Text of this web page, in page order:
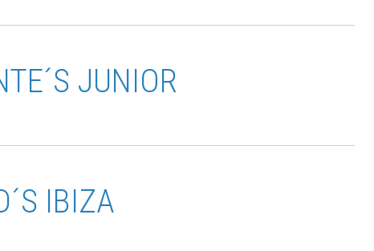
JUNIOR
IBIZA